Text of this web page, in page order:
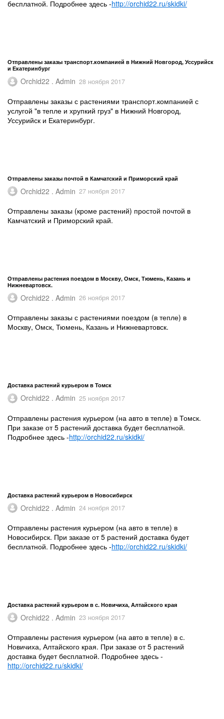
бесплатной. Подробнее здесь -http://orchid22.ru/skidki/
Отправлены заказы транспорт.компанией в Нижний Новгород, Уссурийск
и Екатеринбург
Orchid22 . Admin 28 ноября 2017
Отправлены заказы с растениями транспорт.компанией с
услугой "в тепле и хрупкий груз" в Нижний Новгород,
Уссурийск и Екатеринбург.
Отправлены заказы почтой в Камчатский и Приморский край
Orchid22 . Admin 27 ноября 2017
Отправлены заказы (кроме растений) простой почтой в
Камчатский и Приморский край.
​Отправлены растения поездом в Москву, Омск, Тюмень, Казань и
Нижневартовск.
Orchid22 . Admin 26 ноября 2017
Отправлены заказы с растениями поездом (в тепле) в
Москву, Омск, Тюмень, Казань и Нижневартовск.
Доставка растений курьером в Томск
Orchid22 . Admin 25 ноября 2017
Отправлены растения курьером (на авто в тепле) в Томск.
При заказе от 5 растений доставка будет бесплатной.
Подробнее здесь -http://orchid22.ru/skidki/
Доставка растений курьером в Новосибирск
Orchid22 . Admin 24 ноября 2017
Отправлены растения курьером (на авто в тепле) в
Новосибирск. При заказе от 5 растений доставка будет
бесплатной. Подробнее здесь -http://orchid22.ru/skidki/
Доставка растений курьером в с. Новичиха, Алтайского края
Orchid22 . Admin 23 ноября 2017
Отправлены растения курьером (на авто в тепле) в с.
Новичиха, Алтайского края. При заказе от 5 растений
доставка будет бесплатной. Подробнее здесь -
http://orchid22.ru/skidki/